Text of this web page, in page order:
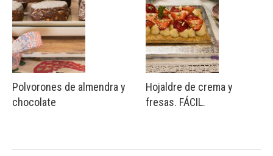
Polvorones de almendra y
chocolate
Hojaldre de crema y
fresas. FÁCIL.